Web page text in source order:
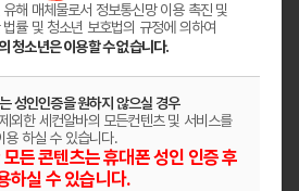
해 매체물로서 정보통신망 이용 촉진 및
률 및 청소년 보호법의 규정에 의하여
청소년은 이용할 수 없습니다.
성인인증을 원하지 않으실 경우
외한 세컨알바의 모든컨텐츠 및 서비스를
용 하실 수 있습니다.
든 콘텐츠는 휴대폰 성인 인증 후
하실 수 있습니다.